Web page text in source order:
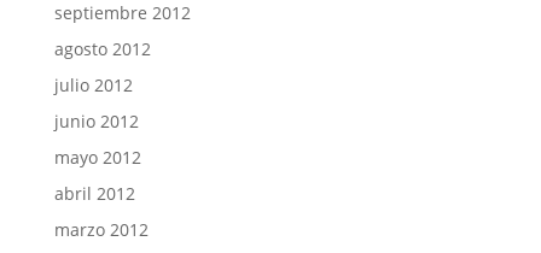
septiembre 2012
agosto 2012
julio 2012
junio 2012
mayo 2012
abril 2012
marzo 2012